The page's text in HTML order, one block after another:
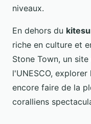
niveaux.
En dehors du
riche en culture et
Stone Town, un
l'UNESCO,
encore faire de la
coralliens